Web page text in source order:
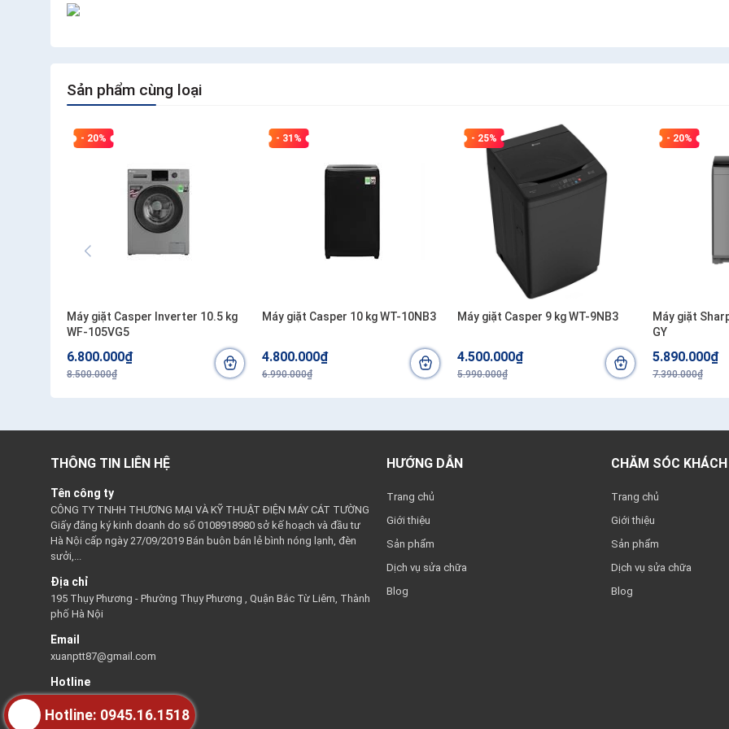
Sản phẩm cùng loại
- 20%
Máy giặt Casper Inverter 10.5 kg
WF-105VG5
6.800.000₫
8.500.000₫
- 31%
Máy giặt Casper 10 kg WT-10NB3
4.800.000₫
6.990.000₫
- 25%
Máy giặt Casper 9 kg WT-9NB3
4.500.000₫
5.990.000₫
- 20%
Máy giặt
GY
5.890.000₫
7.390.000₫
THÔNG TIN LIÊN HỆ
Tên công ty
CÔNG TY TNHH THƯƠNG MẠI VÀ KỸ THUẬT ĐIỆN MÁY CÁT TƯỜNG
Giấy đăng ký kinh doanh do số 0108918980 sở kế hoạch và đầu tư
Hà Nội cấp ngày 27/09/2019 Bán buôn bán lẻ bình nóng lạnh, đèn
sưởi,...
Địa chỉ
195 Thụy Phương - Phường Thụy Phương , Quận Bắc Từ Liêm, Thành
phố Hà Nội
Email
xuanptt87@gmail.com
Hotline
0945161518
Thời gian hỗ trợ
HƯỚNG DẪN
Trang chủ
Giới thiệu
Sản phẩm
Dịch vụ sửa chữa
Blog
CHĂM SÓC
Trang chủ
Giới thiệu
Sản phẩm
Dịch vụ sửa chữa
Blog
Hotline: 0945.16.1518